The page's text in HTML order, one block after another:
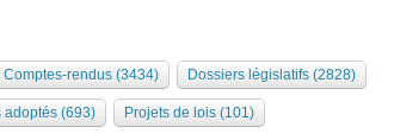
Comptes-rendus (3434) Dossiers législatifs (2828)
adoptés (693) Projets de lois (101)